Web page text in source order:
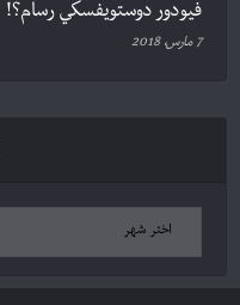
فيودور دوستويفسكي رسام؟!
7 مارس، 2018